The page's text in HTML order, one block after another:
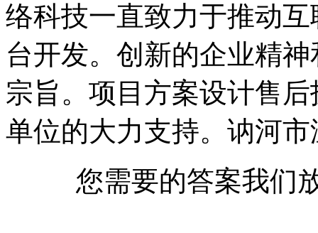
络科技一直致力于推动
台开发。创新的企业精
宗旨。项目方案设计售
单位的大力支持。讷河
您需要的答案我们